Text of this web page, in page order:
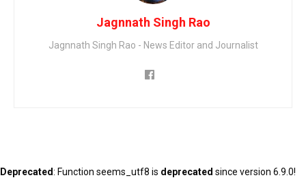
Jagnnath Singh Rao
Jagnnath Singh Rao - News Editor and Journalist
Deprecated: Function seems_utf8 is deprecated since version 6.9.0!